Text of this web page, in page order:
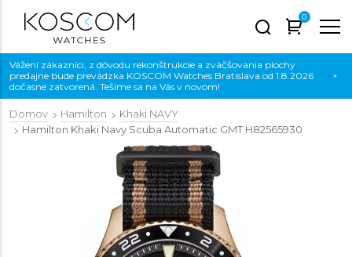
0
Vážení zákazníci, z dôvodu rekonštrukcie a zväčšovania plochy
predajne bude prevádzka KOSCOM Watches Bratislava od 1.8.2026
dočasne zatvorená. Tešíme sa na Vás v novom!
×
Domov Hamilton
Khaki NAVY
Hamilton Khaki Navy Scuba Automatic GMT H82565930